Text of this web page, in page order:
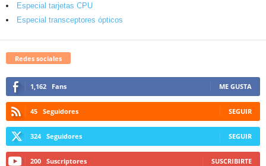
Especial tarjetas CPU
Especial transceptores ópticos
Redes sociales
1,162 Fans ME GUSTA
45 Seguidores SEGUIR
324 Seguidores SEGUIR
200 Suscriptores SUSCRIBIRTE